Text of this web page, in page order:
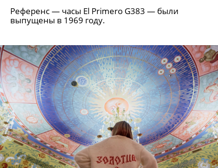
Референс — часы El Primero G383 — были
выпущены в 1969 году.